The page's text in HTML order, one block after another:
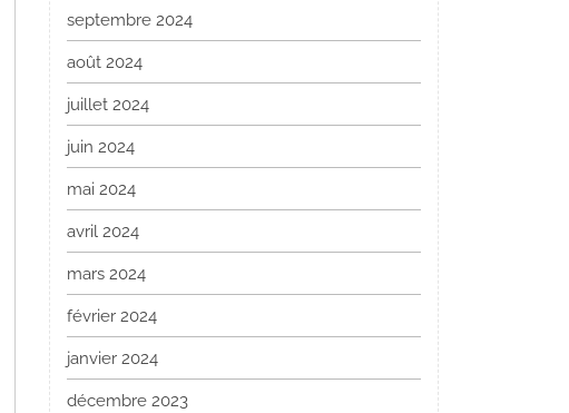
septembre 2024
août 2024
juillet 2024
juin 2024
mai 2024
avril 2024
mars 2024
février 2024
janvier 2024
décembre 2023